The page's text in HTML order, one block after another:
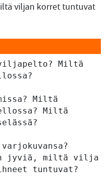
viljan korret tuntuvat
Miltä
Miltä
Miltä
jyviä, miltä vilja
tuntuvat?